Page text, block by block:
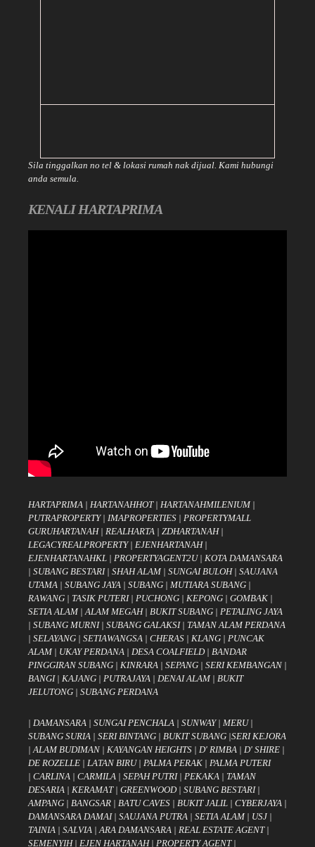
Sila tinggalkan no tel & lokasi rumah nak dijual. Kami hubungi
anda semula.
KENALI HARTAPRIMA
HARTAPRIMA | HARTANAHHOT| HARTANAHMILENIUM|
PUTRAPROPERTY| IMAPROPERTIES | PROPERTYMALL
GURUHARTANAH| REALHARTA | ZDHARTANAH|
LEGACYREALPROPERTY| EJENHARTANAH|
EJENHARTANAHKL | PROPERTYAGENT2U| KOTA DAMANSARA
| SUBANG BESTARI| SHAH ALAM| SUNGAI BULOH| SAUJANA
UTAMA | SUBANG JAYA | SUBANG | MUTIARA SUBANG |
RAWANG | TASIK PUTERI| PUCHONG | KEPONG | GOMBAK |
SETIA ALAM| ALAM MEGAH| BUKIT SUBANG | PETALING JAYA
| SUBANG MURNI| SUBANG GALAKSI| TAMAN ALAM PERDANA
| SELAYANG | SETIAWANGSA | CHERAS | KLANG | PUNCAK
ALAM| UKAY PERDANA | DESA COALFIELD| BANDAR
PINGGIRAN SUBANG | KINRARA | SEPANG | SERI KEMBANGAN |
BANGI| KAJANG | PUTRAJAYA | DENAI ALAM| BUKIT
JELUTONG | SUBANG PERDANA
| DAMANSARA | SUNGAI PENCHALA | SUNWAY| MERU|
SUBANG SURIA | SERI BINTANG | BUKIT SUBANG |SERI KEJORA
| ALAM BUDIMAN | KAYANGAN HEIGHTS | D' RIMBA | D' SHIRE |
DE ROZELLE | LATAN BIRU| PALMA PERAK | PALMA PUTERI
| CARLINA | CARMILA | SEPAH PUTRI| PEKAKA | TAMAN
DESARIA | KERAMAT| GREENWOOD| SUBANG BESTARI|
AMPANG | BANGSAR | BATU CAVES | BUKIT JALIL | CYBERJAYA |
DAMANSARA DAMAI| SAUJANA PUTRA | SETIA ALAM| USJ |
TAINIA | SALVIA | ARA DAMANSARA | REAL ESTATE AGENT |
SEMENYIH| EJEN HARTANAH| PROPERTY AGENT|